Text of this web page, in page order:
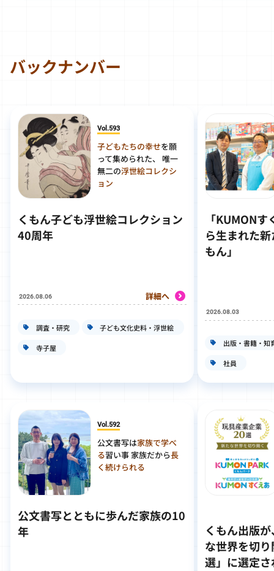
バックナンバー
Vol.593
子どもたちの幸せを願
って集められた、 唯一
無二の浮世絵コレクシ
ョン
くもん子ども浮世絵コレクション
40周年
2026.08.06 詳細へ
調査・研究 子ども文化史料・浮世絵
寺子屋
Vol.592
公文書写は家族で学べ
る習い事 家族だから長
く続けられる
公文書写とともに歩んだ家族の10
年
「KUMON
ら生まれた
もん」
2026.08.03
出版・書籍・知
社員
くもん出版
な世界を切
選」に選定